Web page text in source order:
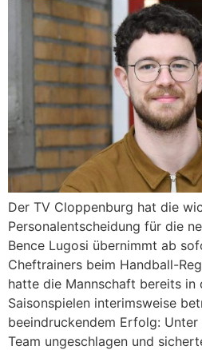
Der TV Cloppenburg hat die
Personalentscheidung für die
Bence Lugosi übernimmt ab
Cheftrainers beim Handball-
hatte die Mannschaft bereits in
Saisonspielen interimsweise
beeindruckendem Erfolg:
Team ungeschlagen und